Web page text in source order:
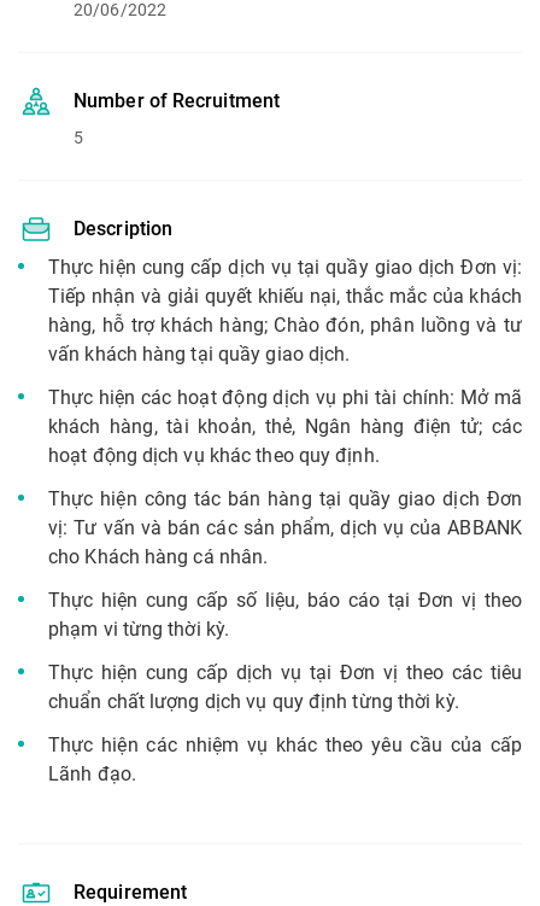
20/06/2022
Number of Recruitment
5
Description
Thực hiện cung cấp dịch vụ tại quầy giao dịch Đơn vị:
Tiếp nhận và giải quyết khiếu nại, thắc mắc của khách
hàng, hỗ trợ khách hàng; Chào đón, phân luồng và tư
vấn khách hàng tại quầy giao dịch.
Thực hiện các hoạt động dịch vụ phi tài chính: Mở mã
khách hàng, tài khoản, thẻ, Ngân hàng điện tử; các
hoạt động dịch vụ khác theo quy định.
Thực hiện công tác bán hàng tại quầy giao dịch Đơn
vị: Tư vấn và bán các sản phẩm, dịch vụ của ABBANK
cho Khách hàng cá nhân.
Thực hiện cung cấp số liệu, báo cáo tại Đơn vị theo
phạm vi từng thời kỳ.
Thực hiện cung cấp dịch vụ tại Đơn vị theo các tiêu
chuẩn chất lượng dịch vụ quy định từng thời kỳ.
Thực hiện các nhiệm vụ khác theo yêu cầu của cấp
Lãnh đạo.
Requirement